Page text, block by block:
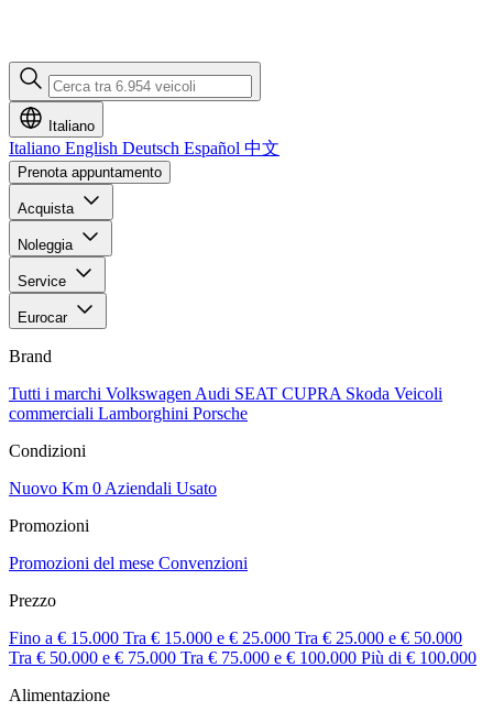
Italiano
Italiano English Deutsch Español 中文
Prenota appuntamento
Acquista
Noleggia
Service
Eurocar
Brand
Tutti i marchi Volkswagen Audi SEAT CUPRA Skoda Veicoli
commerciali Lamborghini Porsche
Condizioni
Nuovo Km 0 Aziendali Usato
Promozioni
Promozioni del mese Convenzioni
Prezzo
Fino a € 15.000 Tra € 15.000 e € 25.000 Tra € 25.000 e € 50.000
Tra € 50.000 e € 75.000 Tra € 75.000 e € 100.000 Più di € 100.000
Alimentazione